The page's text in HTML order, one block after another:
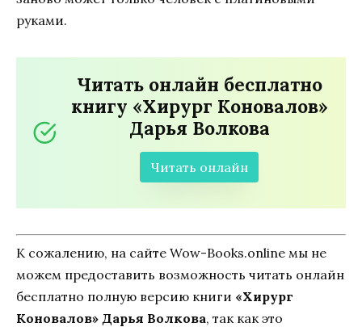
руками.
Читать онлайн бесплатно
книгу «Хирург Коновалов»
Дарья Волкова
Читать онлайн
К сожалению, на сайте Wow-Books.online мы не
можем предоставить возможность читать онлайн
бесплатно полную версию книги «Хирург
Коновалов» Дарья Волкова, так как это